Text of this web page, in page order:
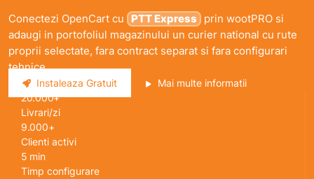
Conectezi OpenCart cu PTT Express
prin wootPRO si
adaugi in portofoliul magazinului un curier national cu rute
proprii selectate, fara contract separat si fara configurari
tehnice.
Instaleaza Gratuit
Mai multe informatii
20.000+
Livrari/zi
9.000+
Clienti activi
5 min
Timp configurare